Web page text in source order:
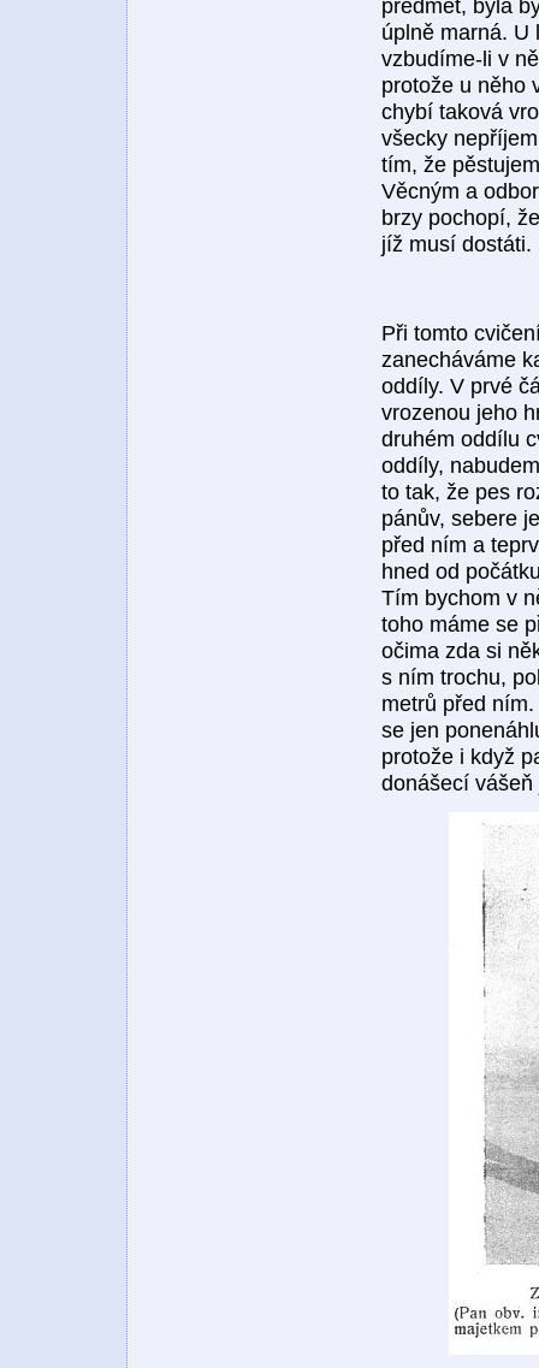
předmět, byla
úplně marná. U
vzbudíme-li v
protože u něho
chybí taková
všecky
tím, že
Věcným a
brzy pochopí,
jíž musí dostáti.
Při tomto
zanecháváme
oddíly. V prvé
vrozenou jeho
druhém oddílu
oddíly,
to tak, že pes
pánův, sebere
před ním a
hned od
Tím bychom v
toho máme se
očima zda si
s ním trochu,
metrů před
se jen
protože i když
donášecí